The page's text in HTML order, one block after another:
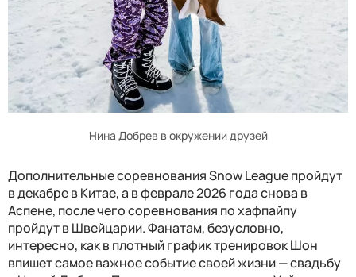
Нина Добрев в окружении друзей
Дополнительные соревнования Snow League пройдут
в декабре в Китае, а в феврале 2026 года снова в
Аспене, после чего соревнования по хафпайпу
пройдут в Швейцарии. Фанатам, безусловно,
интересно, как в плотный график тренировок Шон
впишет самое важное событие своей жизни — свадьбу